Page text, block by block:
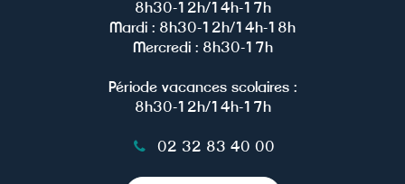
8h30-12h/14h-17h
Mardi : 8h30-12h/14h-18h
Mercredi : 8h30-17h
Période vacances scolaires :
8h30-12h/14h-17h
02 32 83 40 00